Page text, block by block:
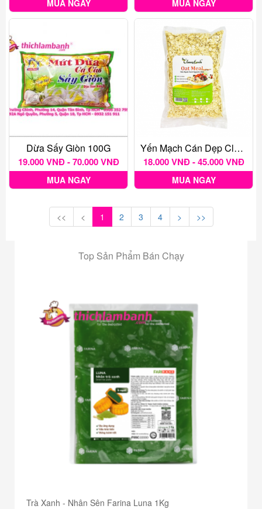
MUA NGAY MUA NGAY
Dừa Sấy Giòn 100G
19.000 VNĐ - 70.000 VNĐ
MUA NGAY
Yến Mạch Cán Dẹp Classy Foods
18.000 VNĐ - 45.000 VNĐ
MUA NGAY
<< < 1 2 3 4 > >>
Top Sản Phẩm Bán Chạy
Trà Xanh - Nhân Sên Farina Luna 1Kg